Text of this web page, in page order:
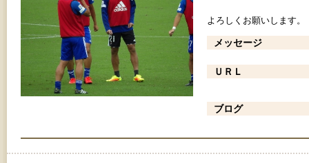
よろしくお願いします。
メッセージ
ＵＲＬ
ブログ